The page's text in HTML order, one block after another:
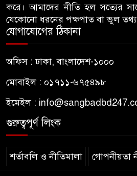
বিএনপি
বা
৭
রিজার্ভ
কল-
ভারতকে
করে। আমাদের নীতি হল সত্যের
যেকোনো ধরনের পক্ষপাত বা ভুল
যোগাযোগের ঠিকানা
অফিস : ঢাকা, বাংলাদেশ-১০০০
মোবাইল : ০১৭১১-৬৭৫৪৯৮
ইমেইল :
গুরুত্বপূর্ণ লিংক
শর্তাবলি ও নীতিমালা গোপনীয়তা